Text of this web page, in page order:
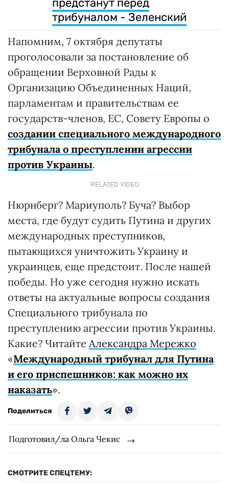
предстанут перед
трибуналом - Зеленский
Напомним, 7 октября депутаты
проголосовали за постановление об
обращении Верховной Рады к
Организацию Объединенных Наций,
парламентам и правительствам ее
государств-членов, ЕС, Совету Европы о
создании специального международного
трибунала о преступлении агрессии
против Украины.
RELATED VIDEO
Нюрнберг? Мариуполь? Буча? Выбор
места, где будут судить Путина и других
международных преступников,
пытающихся уничтожить Украину и
украинцев, еще предстоит. После нашей
победы. Но уже сегодня нужно искать
ответы на актуальные вопросы создания
Специального трибунала по
преступлению агрессии против Украины.
Какие? Читайте Александра Мережко
«Международный трибунал для Путина
и его приспешников: как можно их
наказать».
Поделиться
Подготовил/ла Ольга Чекис
СМОТРИТЕ СПЕЦТЕМУ: